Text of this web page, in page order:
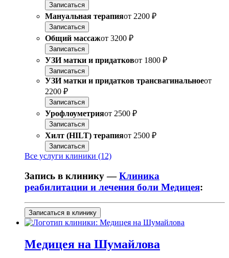
Записаться
Мануальная терапияот 2200 ₽
Записаться
Общий массажот 3200 ₽
Записаться
УЗИ матки и придатковот 1800 ₽
Записаться
УЗИ матки и придатков трансвагинальноеот
2200 ₽
Записаться
Урофлоуметрияот 2500 ₽
Записаться
Хилт (HILT) терапияот 2500 ₽
Записаться
Все услуги клиники (12)
Запись в клинику —Клиника
реабилитации и лечения боли Медицея:
Записаться в клинику
Медицея на Шумайлова